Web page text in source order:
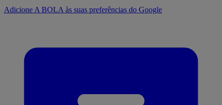
Adicione A BOLA às suas preferências do Google